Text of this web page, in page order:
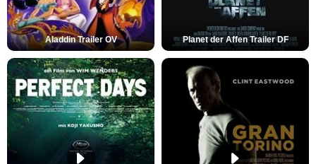
Aladdin Trailer OV Planet der Affen Trailer DF